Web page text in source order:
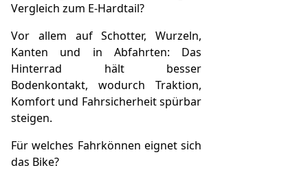
Vergleich zum E-Hardtail?
Vor allem auf Schotter, Wurzeln,
Kanten und in Abfahrten: Das
Hinterrad hält besser
Bodenkontakt, wodurch Traktion,
Komfort und Fahrsicherheit spürbar
steigen.
Für welches Fahrkönnen eignet sich
das Bike?